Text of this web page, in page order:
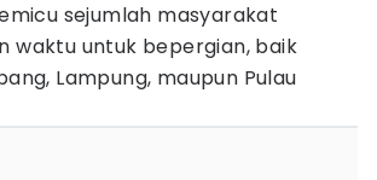
sejumlah masyarakat
waktu untuk bepergian, baik
Lampung, maupun Pulau